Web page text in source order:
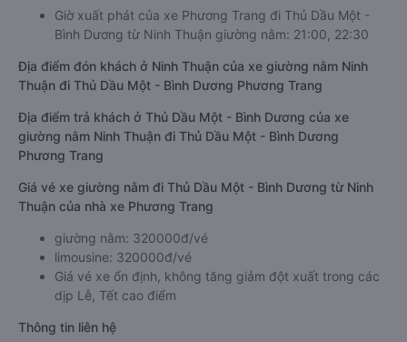
Giờ xuất phát của xe Phương Trang đi Thủ Dầu Một -
Bình Dương từ Ninh Thuận giường nằm: 21:00, 22:30
Địa điểm đón khách ở Ninh Thuận của xe giường nằm Ninh
Thuận đi Thủ Dầu Một - Bình Dương Phương Trang
Địa điểm trả khách ở Thủ Dầu Một - Bình Dương của xe
giường nằm Ninh Thuận đi Thủ Dầu Một - Bình Dương
Phương Trang
Giá vé xe giường nằm đi Thủ Dầu Một - Bình Dương từ Ninh
Thuận của nhà xe Phương Trang
giường nằm: 320000đ/vé
limousine: 320000đ/vé
Giá vé xe ổn định, không tăng giảm đột xuất trong các
dịp Lễ, Tết cao điểm
Thông tin liên hệ